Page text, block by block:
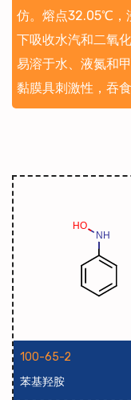
仿。熔点32.05℃，
下吸收水汽和二氧
易溶于水、液氮和
黏膜具刺激性，吞
100-65-2
苯基羟胺